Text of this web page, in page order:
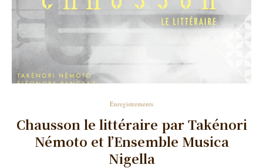
Enregistrements
Chausson le littéraire par Takénori
Némoto et l’Ensemble Musica
Nigella